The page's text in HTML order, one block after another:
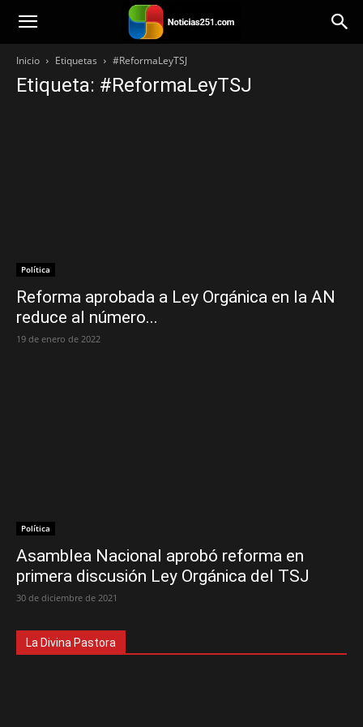
Noticias251
Inicio Etiquetas #ReformaLeyTSJ
Etiqueta: #ReformaLeyTSJ
Política
Reforma aprobada a Ley Orgánica en la AN
reduce al número...
19 de enero de 2022
Política
Asamblea Nacional aprobó reforma en
primera discusión Ley Orgánica del TSJ
30 de diciembre de 2021
La Divina Pastora